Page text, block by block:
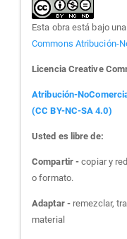
Esta obra está bajo
Commons Atribución-
Licencia Creative
Atribución-
(CC BY-NC-SA 4.0)
Usted es libre de:
Compartir -copiar y
o formato.
Adaptar -remezclar,
material